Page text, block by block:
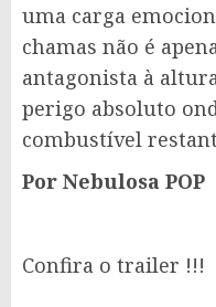
uma carga
chamas não é
antagonista à
perigo absoluto
combustível
Por Nebulosa POP
Confira o trailer !!!